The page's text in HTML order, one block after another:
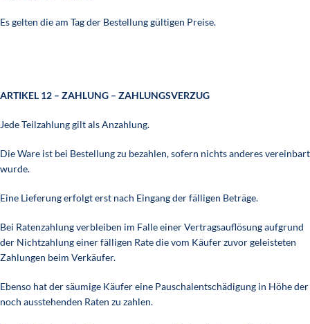
Es gelten die am Tag der Bestellung gültigen Preise.
ARTIKEL 12 – ZAHLUNG – ZAHLUNGSVERZUG
Jede Teilzahlung gilt als Anzahlung.
Die Ware ist bei Bestellung zu bezahlen, sofern nichts anderes vereinbart
wurde.
Eine Lieferung erfolgt erst nach Eingang der fälligen Beträge.
Bei Ratenzahlung verbleiben im Falle einer Vertragsauflösung aufgrund
der Nichtzahlung einer fälligen Rate die vom Käufer zuvor geleisteten
Zahlungen beim Verkäufer.
Ebenso hat der säumige Käufer eine Pauschalentschädigung in Höhe der
noch ausstehenden Raten zu zahlen.